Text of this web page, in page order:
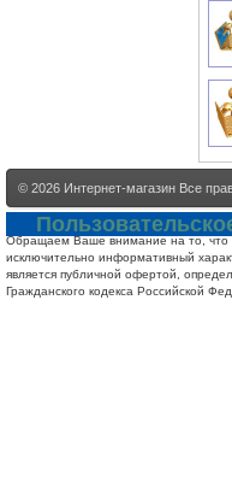
© 2026 Интернет-магазин Все
Обращаем Ваше внимание на то, что
исключительно информативный
является публичной офертой,
Гражданского кодекса Российской